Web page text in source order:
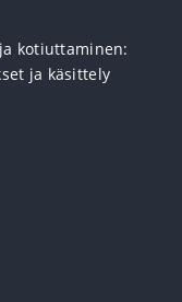
kotiuttaminen:
ja käsittely